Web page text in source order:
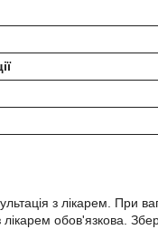
з лікарем. При
обов'язкова.